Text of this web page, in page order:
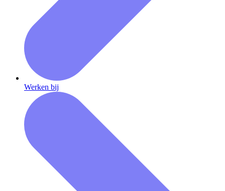
Werken bij